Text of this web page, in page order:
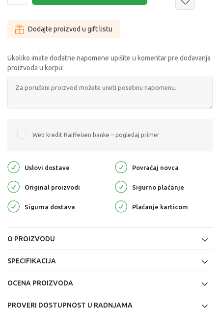
Dodajte proizvod u gift listu
Ukoliko imate dodatne napomene upišite u komentar pre dodavanja
proizvoda u korpu:
Web kredit Raiffeisen banke – pogledaj primer
Uslovi dostave Povraćaj novca
Original proizvodi Sigurno plaćanje
Sigurna dostava Plaćanje karticom
O PROIZVODU
SPECIFIKACIJA
OCENA PROIZVODA
PROVERI DOSTUPNOST U RADNJAMA